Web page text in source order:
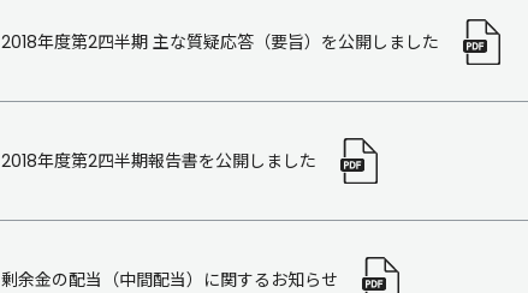
2018年度第2四半期 主な質疑応答（要旨）を公開しました
2018年度第2四半期報告書を公開しました
剰余金の配当（中間配当）に関するお知らせ